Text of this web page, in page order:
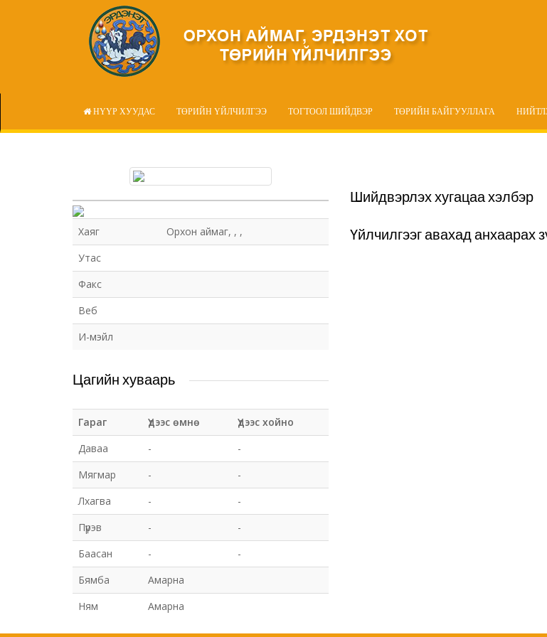
НҮҮР ХУУДАС ТӨРИЙН ҮЙЛЧИЛГЭЭ ТОГТООЛ ШИЙДВЭР ТӨРИЙН БАЙГУУЛЛАГА
Хаяг
Орхон аймаг, , ,
Утас
Факс
Веб
И-мэйл
Цагийн хуваарь
Гараг Үдээс өмнө
Үдээс хойно
Даваа
-
-
Мягмар
-
-
Лхагва
-
-
Пүрэв
-
-
Баасан
-
-
Бямба
Амарна
Ням
Амарна
Шийдвэрлэх хугацаа хэлбэр
Үйлчилгээг авахад анхаарах